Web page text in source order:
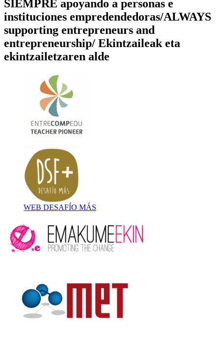
SIEMPRE apoyando a personas e
instituciones empredendedoras/ALWAYS
supporting entrepreneurs and
entrepreneurship/ Ekintzaileak eta
ekintzailetzaren alde
WEB DESAFÍO MÁS